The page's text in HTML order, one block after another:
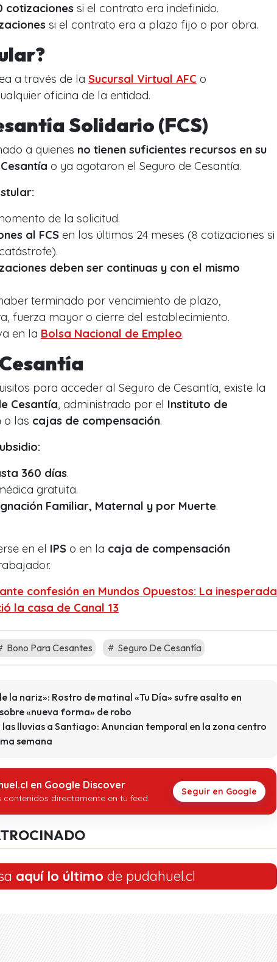
cotizaciones si el contrato era indefinido.
si el contrato era a plazo fijo o por obra.
a través de la Sucursal Virtual AFC o
oficina de la entidad.
Solidario (FCS)
a quienes no tienen suficientes recursos en su
o ya agotaron el Seguro de Cesantía.
de la solicitud.
al FCS en los últimos 24 meses (8 cotizaciones si
).
deben ser continuas y con el mismo
terminado por vencimiento de plazo,
fuerza mayor o cierre del establecimiento.
en la Bolsa Nacional de Empleo.
para acceder al Seguro de Cesantía, existe la
Cesantía , administrado por el Instituto de
o las cajas de compensación.
360 días.
gratuita.
Familiar, Maternal y por Muerte.
en el IPS o en la caja de compensación
confesión en Mundos Opuestos: La inesperada
la casa de Canal 13
Bono Para Cesantes Seguro De Cesantía
la nariz»: Rostro de matinal «Tu Día» sufre asalto en
«nueva forma» de robo
las lluvias a Santiago: Anuncian temporal en la zona centro
semana
en Google Discover
contenidos directamente en tu feed.
Seguir en Google
aquí lo último de pudahuel.cl